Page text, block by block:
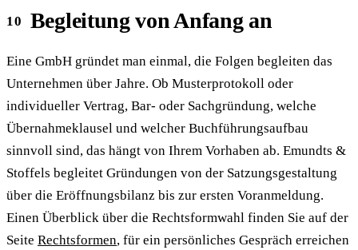
Begleitung von Anfang an
Eine GmbH gründet man einmal, die Folgen begleiten das
Unternehmen über Jahre. Ob Musterprotokoll oder
individueller Vertrag, Bar- oder Sachgründung, welche
Übernahmeklausel und welcher Buchführungsaufbau
sinnvoll sind, das hängt von Ihrem Vorhaben ab. Emundts &
Stoffels begleitet Gründungen von der Satzungsgestaltung
über die Eröffnungsbilanz bis zur ersten Voranmeldung.
Einen Überblick über die Rechtsformwahl finden Sie auf der
Seite Rechtsformen, für ein persönliches Gespräch erreichen